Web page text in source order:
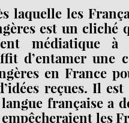
laquelle les
est un cliché
médiatique
d’entamer une
en France
reçues. Il
française a
les